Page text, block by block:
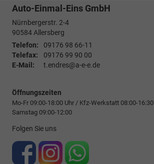
Auto-Einmal-Eins GmbH
Nürnbergerstr. 2-4
90584Allersberg
Telefon:
09176 98 66-11
Telefax:
09176 99 90 00
E-Mail:
t.endres@a-e-e.de
Öffnungszeiten
Mo-Fr 09:00-18:00 Uhr / Kfz-Werkstatt 08:00-16:30
Samstag 09:00-12:00
Folgen Sie uns